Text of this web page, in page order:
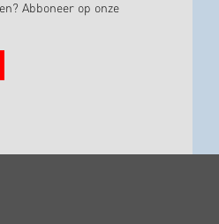
Abboneer op onze